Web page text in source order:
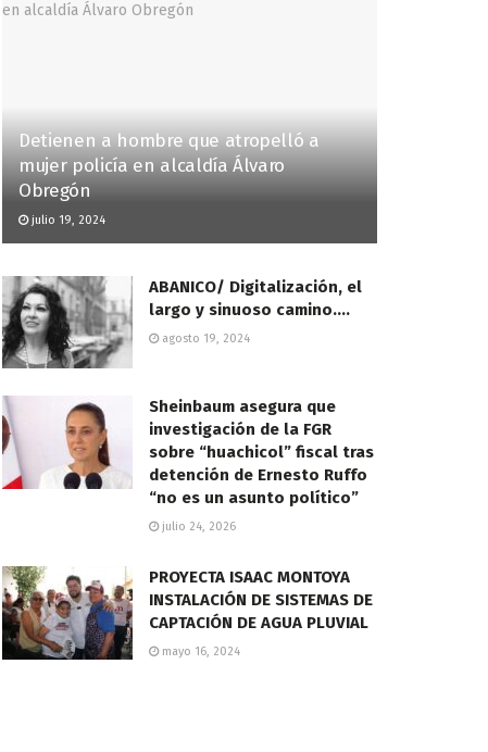
Detienen a hombre que atropelló a
mujer policía en alcaldía Álvaro
Obregón
julio 19, 2024
ABANICO/ Digitalización, el
largo y sinuoso camino….
agosto 19, 2024
Sheinbaum asegura que
investigación de la FGR
sobre “huachicol” fiscal tras
detención de Ernesto Ruffo
“no es un asunto político”
julio 24, 2026
PROYECTA ISAAC MONTOYA
INSTALACIÓN DE SISTEMAS DE
CAPTACIÓN DE AGUA PLUVIAL
mayo 16, 2024